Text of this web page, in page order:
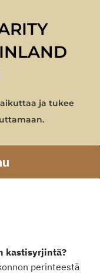
ja tukee
kastisyrjintä?
perinteestä